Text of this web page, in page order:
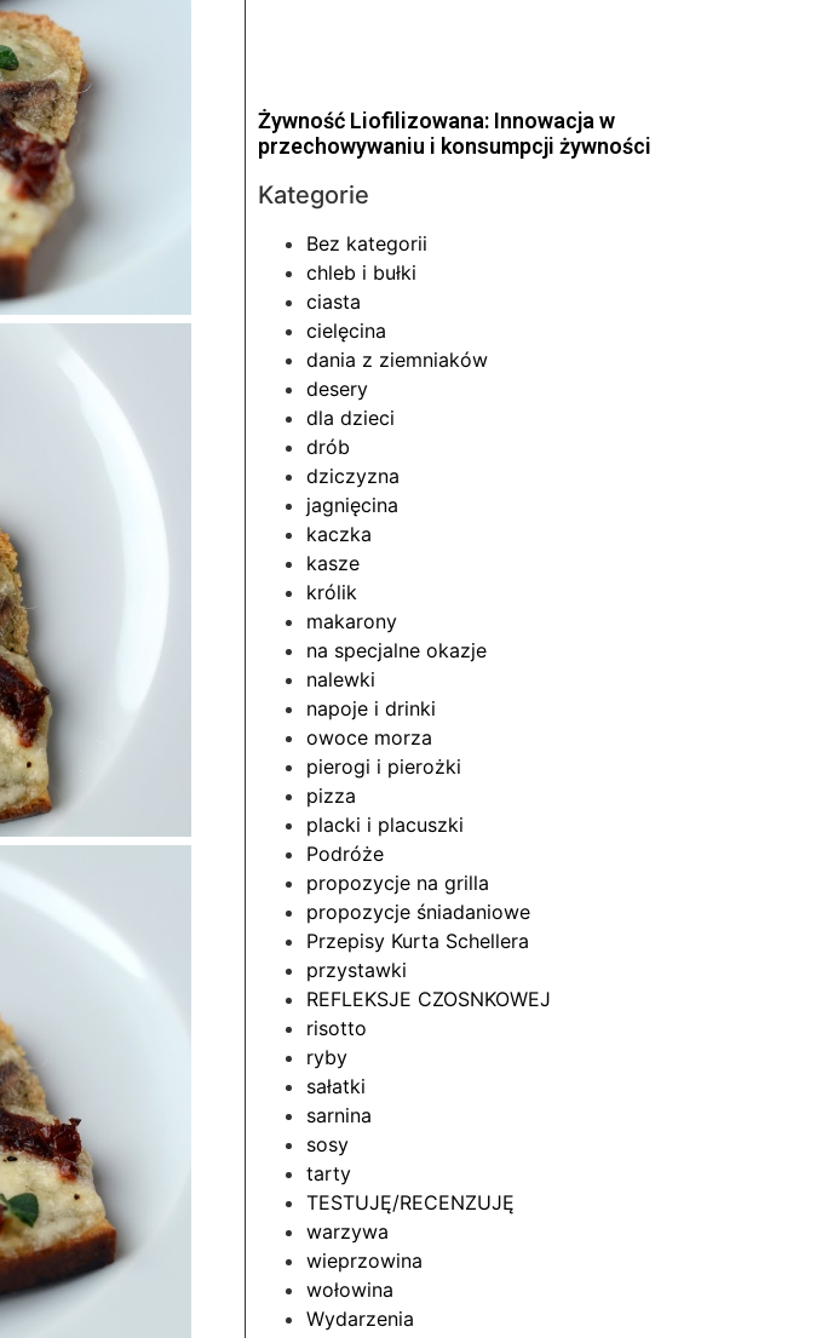
Żywność Liofilizowana: Innowacja w
przechowywaniu i konsumpcji żywności
Kategorie
Bez kategorii
chleb i bułki
ciasta
cielęcina
dania z ziemniaków
desery
dla dzieci
drób
dziczyzna
jagnięcina
kaczka
kasze
królik
makarony
na specjalne okazje
nalewki
napoje i drinki
owoce morza
pierogi i pierożki
pizza
placki i placuszki
Podróże
propozycje na grilla
propozycje śniadaniowe
Przepisy Kurta Schellera
przystawki
REFLEKSJE CZOSNKOWEJ
risotto
ryby
sałatki
sarnina
sosy
tarty
TESTUJĘ/RECENZUJĘ
warzywa
wieprzowina
wołowina
Wydarzenia